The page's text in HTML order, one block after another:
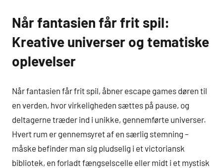
Når fantasien får frit spil:
Kreative universer og tematiske
oplevelser
Når fantasien får frit spil, åbner escape games døren til
en verden, hvor virkeligheden sættes på pause, og
deltagerne træder ind i unikke, gennemførte universer.
Hvert rum er gennemsyret af en særlig stemning –
måske befinder man sig pludselig i et victoriansk
bibliotek, en forladt fængselscelle eller midt i et mystisk